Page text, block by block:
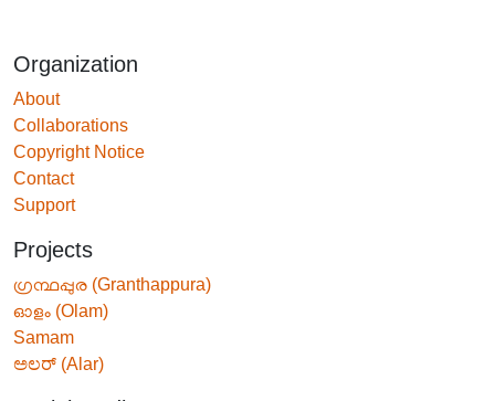
Organization
About
Collaborations
Copyright Notice
Contact
Support
Projects
ഗ്രന്ഥപ്പുര (Granthappura)
ഓളം (Olam)
Samam
ಅಲರ್ (Alar)